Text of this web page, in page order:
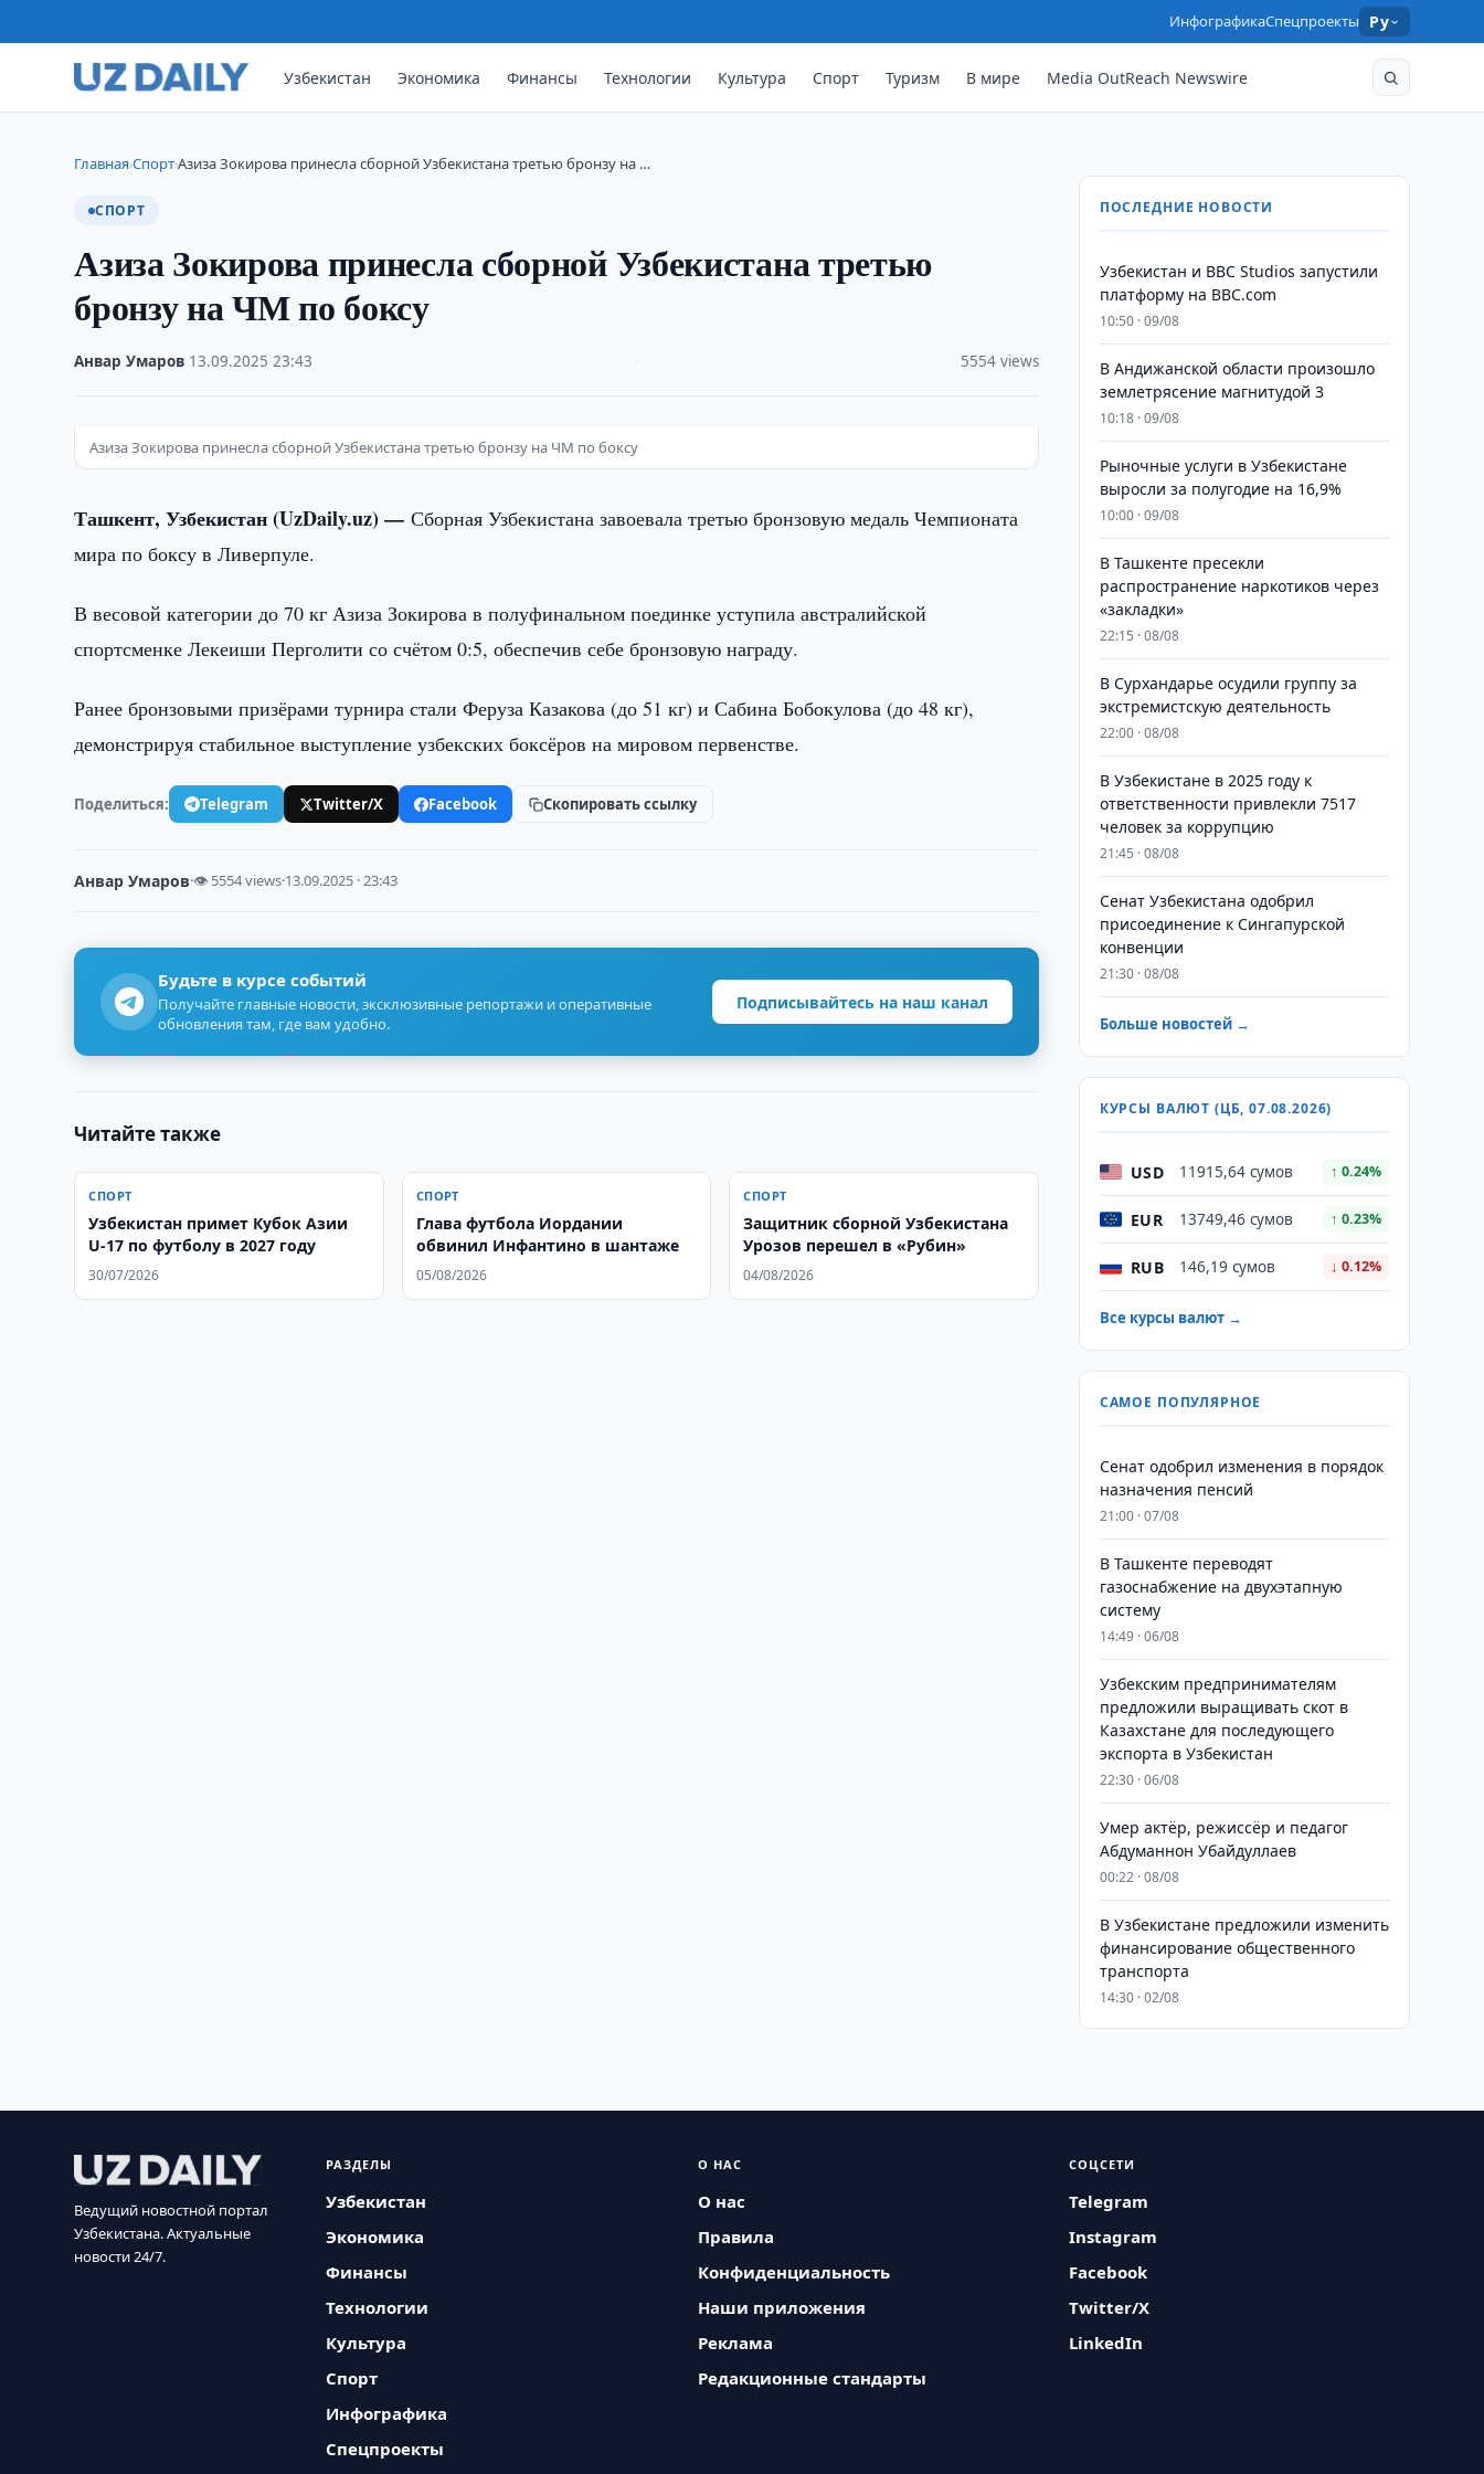
ИнфографикаСпецпроекты Ру
Узбекистан Экономика Финансы Технологии Культура Спорт Туризм В мире Media OutReach Newswire
Главная›Спорт›Азиза Зокирова принесла сборной Узбекистана третью бронзу на …
СПОРТ
Азиза Зокирова принесла сборной Узбекистана третью
бронзу на ЧМ по боксу
Анвар Умаров 13.09.2025 ·23:43 5554 views
Азиза Зокирова принесла сборной Узбекистана третью бронзу на ЧМ по боксу
Ташкент, Узбекистан (UzDaily.uz) —Сборная Узбекистана завоевала третью бронзовую медаль Чемпионата
мира по боксу в Ливерпуле.
В весовой категории до 70 кг Азиза Зокирова в полуфинальном поединке уступила австралийской
спортсменке Лекеиши Перголити со счётом 0:5, обеспечив себе бронзовую награду.
Ранее бронзовыми призёрами турнира стали Феруза Казакова (до 51 кг) и Сабина Бобокулова (до 48 кг),
демонстрируя стабильное выступление узбекских боксёров на мировом первенстве.
Поделиться: Telegram Twitter/X Facebook Скопировать ссылку
Анвар Умаров·👁 5554 views·13.09.2025 · 23:43
Будьте в курсе событий
Получайте главные новости, эксклюзивные репортажи и оперативные
обновления там, где вам удобно.
Подписывайтесь на наш канал
Читайте также
СПОРТ
Узбекистан примет Кубок Азии
U-17 по футболу в 2027 году
30/07/2026
СПОРТ
Глава футбола Иордании
обвинил Инфантино в шантаже
05/08/2026
СПОРТ
Защитник сборной Узбекистана
Урозов перешел в «Рубин»
04/08/2026
ПОСЛЕДНИЕ НОВОСТИ
Узбекистан и BBC Studios запустили
платформу на BBC.com
10:50 · 09/08
В Андижанской области произошло
землетрясение магнитудой 3
10:18 · 09/08
Рыночные услуги в Узбекистане
выросли за полугодие на 16,9%
10:00 · 09/08
В Ташкенте пресекли
распространение наркотиков через
«закладки»
22:15 · 08/08
В Сурхандарье осудили группу за
экстремистскую деятельность
22:00 · 08/08
В Узбекистане в 2025 году к
ответственности привлекли 7517
человек за коррупцию
21:45 · 08/08
Сенат Узбекистана одобрил
присоединение к Сингапурской
конвенции
21:30 · 08/08
Больше новостей →
КУРСЫ ВАЛЮТ (ЦБ, 07.08.2026)
USD 11915,64 сумов ↑ 0.24%
EUR 13749,46 сумов ↑ 0.23%
RUB 146,19 сумов ↓ 0.12%
Все курсы валют →
САМОЕ ПОПУЛЯРНОЕ
Сенат одобрил изменения в порядок
назначения пенсий
21:00 · 07/08
В Ташкенте переводят
газоснабжение на двухэтапную
систему
14:49 · 06/08
Узбекским предпринимателям
предложили выращивать скот в
Казахстане для последующего
экспорта в Узбекистан
22:30 · 06/08
Умер актёр, режиссёр и педагог
Абдуманнон Убайдуллаев
00:22 · 08/08
В Узбекистане предложили изменить
финансирование общественного
транспорта
14:30 · 02/08
Ведущий новостной портал
Узбекистана. Актуальные
новости 24/7.
РАЗДЕЛЫ
Узбекистан
Экономика
Финансы
Технологии
Культура
Спорт
Инфографика
Спецпроекты
О НАС
О нас
Правила
Конфиденциальность
Наши приложения
Реклама
Редакционные стандарты
СОЦСЕТИ
Telegram
Instagram
Facebook
Twitter/X
LinkedIn